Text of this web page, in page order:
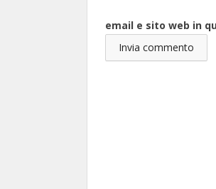
email e sito web in